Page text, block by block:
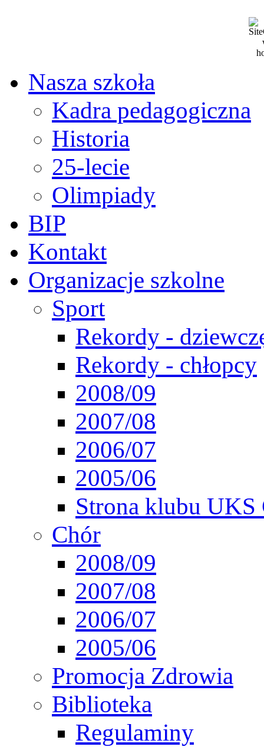
Nasza szkoła
Kadra pedagogiczna
Historia
25-lecie
Olimpiady
BIP
Kontakt
Organizacje szkolne
Sport
Rekordy -
Rekordy - chłopcy
2008/09
2007/08
2006/07
2005/06
Strona klubu UKS
Chór
2008/09
2007/08
2006/07
2005/06
Promocja Zdrowia
Biblioteka
Regulaminy